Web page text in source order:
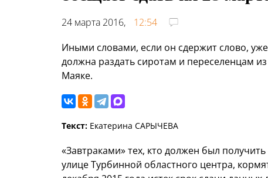
24 марта 2016,
12:54
Иными словами, если он сдержит слово,
должна раздать сиротам и переселенцам
Маяке.
Текст: Екатерина САРЫЧЕВА
«Завтраками» тех, кто должен был
улице Турбинной областного центра,